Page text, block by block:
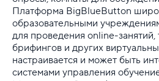
Платформа BigBlueButton
образовательными
для проведения online-занятий,
брифингов и других
настраивается и может быть
системами управления